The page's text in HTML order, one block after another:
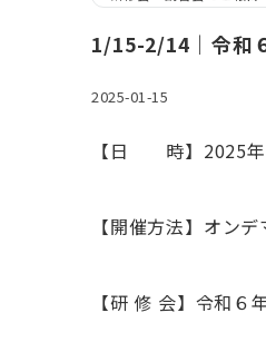
1/15-2/14｜令和
2025-01-15
【日 時】2025年
【開催方法】オン
【研 修 会】令和６